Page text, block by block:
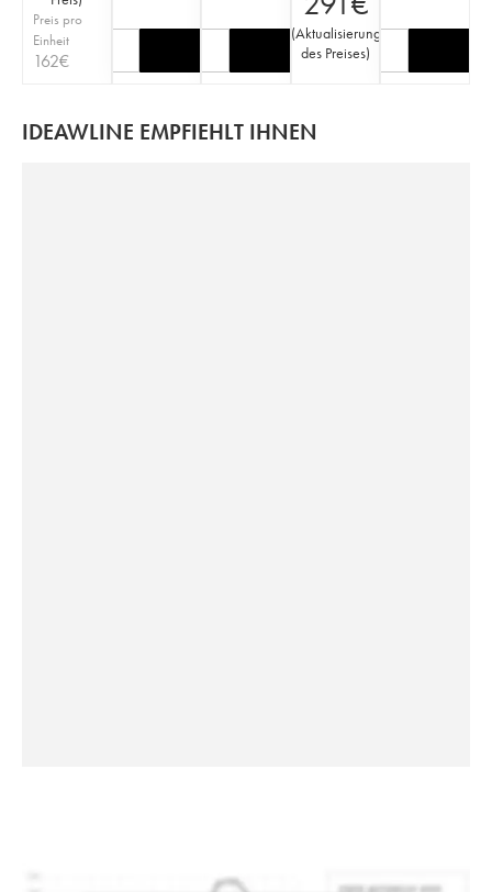
Preis pro
Einheit
162€
(Aktualisierung
des Preises)
IDEAWLINE EMPFIEHLT IHNEN